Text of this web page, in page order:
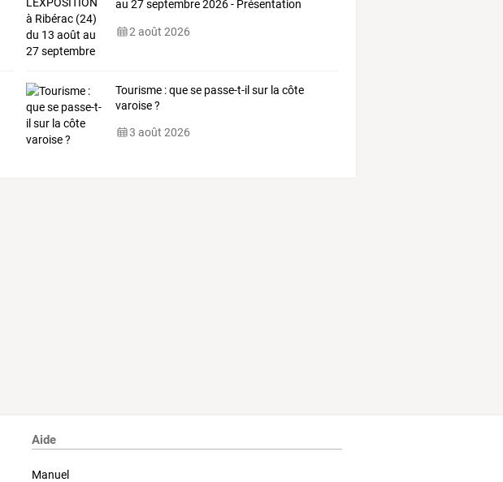
au 27septembre2026- Présentation
2 août 2026
Tourisme : que se passe-t-il sur la côte
varoise ?
3 août 2026
Aide
Manuel